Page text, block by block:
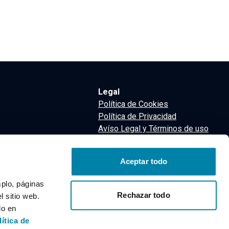
páginas
sitio web.
en
de
Aceptar todo
Rechazar todo
Legal
Política de Cookies
Política de Privacidad
Avíso Legal y Términos de uso